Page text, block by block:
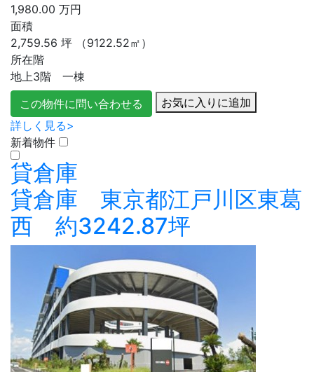
1,980.00 万円
面積
2,759.56 坪 （9122.52㎡）
所在階
地上3階 一棟
この物件に問い合わせる
お気に入りに追加
詳しく見る>
新着物件
貸倉庫
貸倉庫 東京都江戸川区東葛
西 約3242.87坪